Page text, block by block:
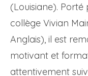
(Louisiane).
collège Vivian
Anglais), il est
motivant et
attentivement